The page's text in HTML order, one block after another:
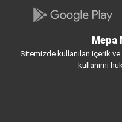
Mepa
Sitemizde kullanılan içerik
kullanımı